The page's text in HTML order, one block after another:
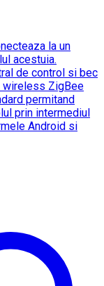
la un
acestuia.
de control si bec
wireless ZigBee
permitand
prin intermediul
Android si